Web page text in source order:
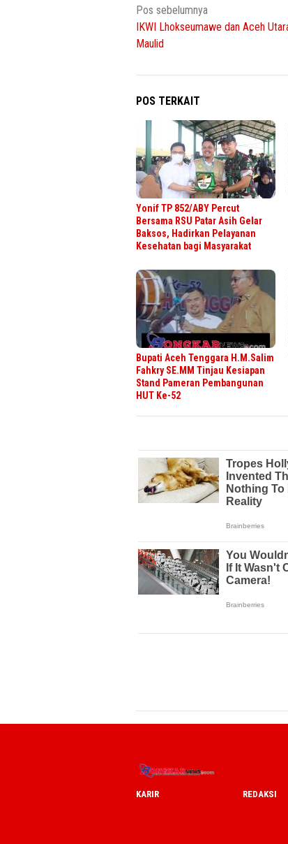
Navigasi
pos
Pos sebelumnya
IKWI Lhokseumawe dan Aceh
Maulid
POS TERKAIT
Yonif TP 852/ABY Percut
Bersama RSU Patar Asih Gelar
Baksos, Hadirkan Pelayanan
Kesehatan bagi Masyarakat
Bupati Aceh Tenggara H.M.Salim
Fahkry SE.MM Tinjau Kesiapan
Stand Pameran Pembangunan
HUT Ke-52
KARIR REDAKSI